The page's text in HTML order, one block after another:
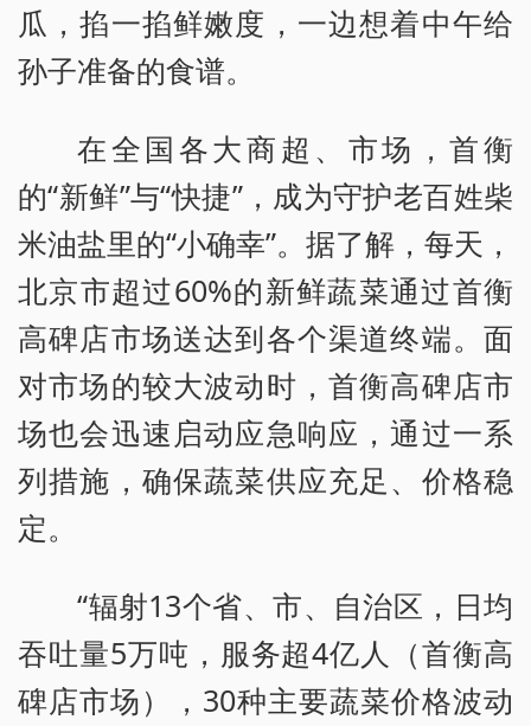
瓜，掐一掐鲜嫩度，一边想着中午给
孙子准备的食谱。
在全国各大商超、市场，首衡
的“新鲜”与“快捷”，成为守护老百姓柴
米油盐里的“小确幸”。据了解，每天，
北京市超过60%的新鲜蔬菜通过首衡
高碑店市场送达到各个渠道终端。面
对市场的较大波动时，首衡高碑店市
场也会迅速启动应急响应，通过一系
列措施，确保蔬菜供应充足、价格稳
定。
“辐射13个省、市、自治区，日均
吞吐量5万吨，服务超4亿人（首衡高
碑店市场），30种主要蔬菜价格波动